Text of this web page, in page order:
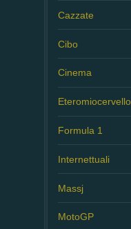
Cazzate
Cibo
Cinema
Eteromiocervello
Formula 1
Internettuali
Massj
MotoGP